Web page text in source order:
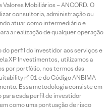
Mobiliários – ANCORD. O
consultoria, administração ou
atuar como intermediário e
a realização de qualquer operação
do perfil do investidor aos serviços e
XP Investimentos, utilizamos a
por portfólio, nos termos das
nº 01 e do Código ANBIMA
Essa metodologia consiste em
cada perfil de investidor
como uma pontuação de risco